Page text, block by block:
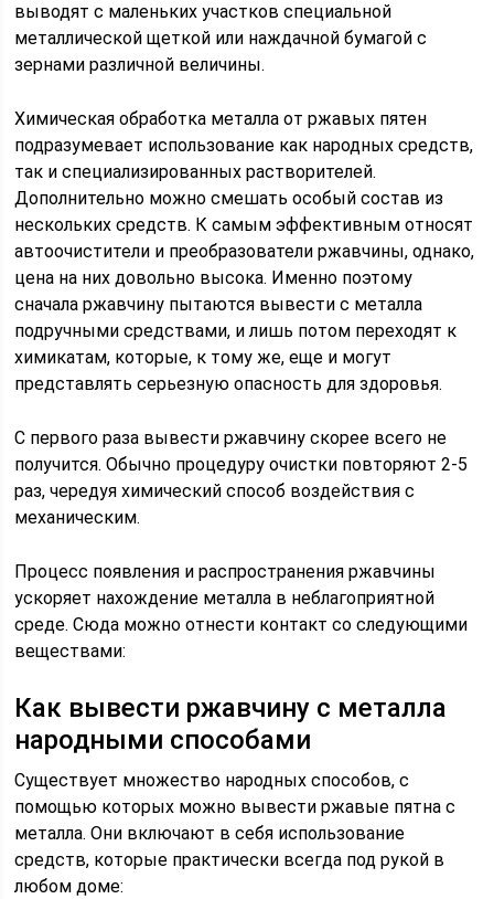
выводят с маленьких участков специальной
металлической щеткой или наждачной бумагой с
зернами различной величины.
Химическая обработка металла от ржавых пятен
подразумевает использование как народных средств,
так и специализированных растворителей.
Дополнительно можно смешать особый состав из
нескольких средств. К самым эффективным относят
автоочистители и преобразователи ржавчины, однако,
цена на них довольно высока. Именно поэтому
сначала ржавчину пытаются вывести с металла
подручными средствами, и лишь потом переходят к
химикатам, которые, к тому же, еще и могут
представлять серьезную опасность для здоровья.
С первого раза вывести ржавчину скорее всего не
получится. Обычно процедуру очистки повторяют 2-5
раз, чередуя химический способ воздействия с
механическим.
Процесс появления и распространения ржавчины
ускоряет нахождение металла в неблагоприятной
среде. Сюда можно отнести контакт со следующими
веществами:
Как вывести ржавчину с металла
народными способами
Существует множество народных способов, с
помощью которых можно вывести ржавые пятна с
металла. Они включают в себя использование
средств, которые практически всегда под рукой в
любом доме: